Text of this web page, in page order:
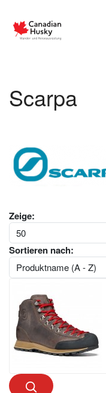
Zum Hauptinhalt
Scarpa
Zeige:
Sortieren nach: